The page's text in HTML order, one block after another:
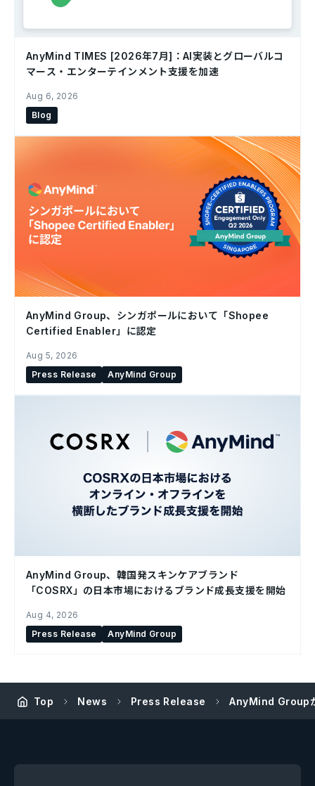
AnyMind TIMES [2026年7月]：AI実装とグローバルコ
マース・エンターテインメント支援を加速
Aug 6, 2026
Blog
AnyMind Group、シンガポールにおいて「Shopee
Certified Enabler」に認定
Aug 5, 2026
Press Release
AnyMind Group
AnyMind Group、韓国発スキンケアブランド
「COSRX」の日本市場におけるブランド成長支援を開始
Aug 4, 2026
Press Release
AnyMind Group
Top News Press Release AnyMind Group